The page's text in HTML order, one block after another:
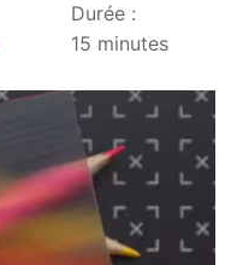
Durée :
15 minutes